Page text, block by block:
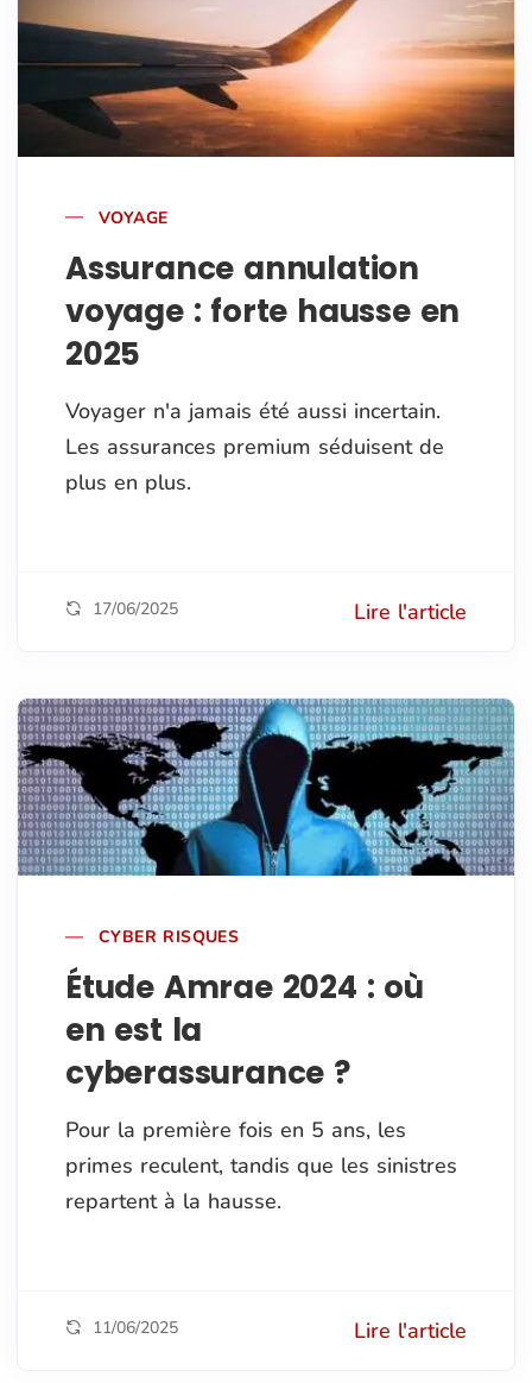
VOYAGE
Assurance annulation
voyage : forte hausse en
2025
Voyager n'a jamais été aussi incertain.
Les assurances premium séduisent de
plus en plus.
17/06/2025 Lire l'article
CYBER RISQUES
Étude Amrae 2024 : où
en est la
cyberassurance ?
Pour la première fois en 5 ans, les
primes reculent, tandis que les sinistres
repartent à la hausse.
11/06/2025 Lire l'article